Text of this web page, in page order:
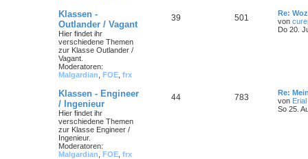
Klassen -
Outlander / Vagant
Hier findet ihr
verschiedene Themen
zur Klasse Outlander /
Vagant.
Moderatoren:
Malgardian FOE frx
39 501
Re:
von
Do 20.
Klassen - Engineer
/ Ingenieur
Hier findet ihr
verschiedene Themen
zur Klasse Engineer /
Ingenieur.
Moderatoren:
Malgardian FOE frx
44 783
Re:
von Erial
So 25.